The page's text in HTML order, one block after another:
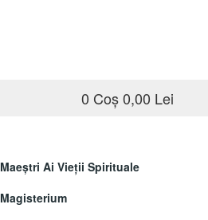
0 Coș0,00 Lei
Maeştri Ai Vieţii Spirituale
Magisterium